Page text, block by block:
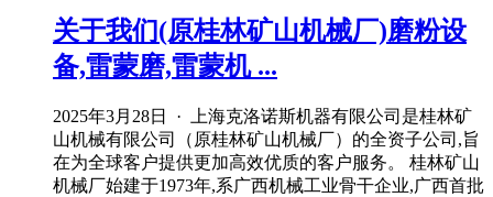
关于我们(原桂林矿山机械厂)磨粉设
备,雷蒙磨,雷蒙机 ...
2025年3月28日 · 上海克洛诺斯机器有限公司是桂林矿
山机械有限公司（原桂林矿山机械厂）的全资子公司,旨
在为全球客户提供更加高效优质的客户服务。 桂林矿山
机械厂始建于1973年,系广西机械工业骨干企业,广西首批